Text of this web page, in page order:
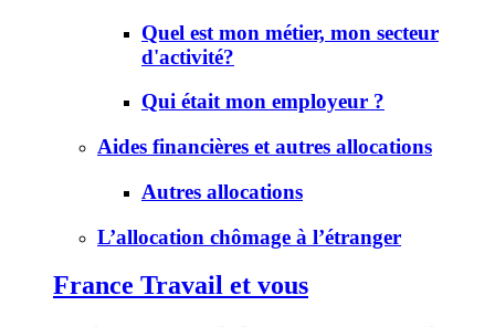
Quel est mon métier, mon secteur
d'activité?
Qui était mon employeur ?
Aides financières et autres allocations
Autres allocations
L’allocation chômage à l’étranger
France Travail et vous